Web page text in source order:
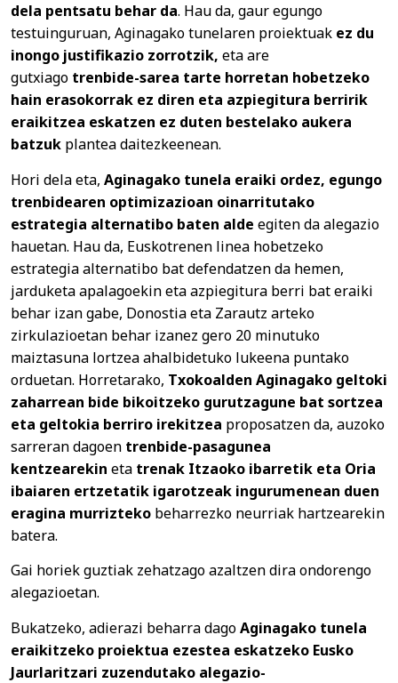
dela pentsatu behar da. Hau da, gaur egungo
testuinguruan, Aginagako tunelaren proiektuak ez du
inongo justifikazio zorrotzik, eta are
gutxiago trenbide-sarea tarte horretan hobetzeko
hain erasokorrak ez diren eta azpiegitura berririk
eraikitzea eskatzen ez duten bestelako aukera
batzuk plantea daitezkeenean.
Hori dela eta, Aginagako tunela eraiki ordez, egungo
trenbidearen optimizazioan oinarritutako
estrategia alternatibo baten alde egiten da alegazio
hauetan. Hau da, Euskotrenen linea hobetzeko
estrategia alternatibo bat defendatzen da hemen,
jarduketa apalagoekin eta azpiegitura berri bat eraiki
behar izan gabe, Donostia eta Zarautz arteko
zirkulazioetan behar izanez gero 20 minutuko
maiztasuna lortzea ahalbidetuko lukeena puntako
orduetan. Horretarako, Txokoalden Aginagako geltoki
zaharrean bide bikoitzeko gurutzagune bat sortzea
eta geltokia berriro irekitzea proposatzen da, auzoko
sarreran dagoen trenbide-pasagunea
kentzearekin eta trenak Itzaoko ibarretik eta Oria
ibaiaren ertzetatik igarotzeak ingurumenean duen
eragina murrizteko beharrezko neurriak hartzearekin
batera.
Gai horiek guztiak zehatzago azaltzen dira ondorengo
alegazioetan.
Bukatzeko, adierazi beharra dagoAginagako tunela
eraikitzeko proiektua ezestea eskatzeko Eusko
Jaurlaritzari zuzendutako alegazio-